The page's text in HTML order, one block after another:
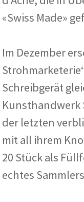
«Swiss Made»
Im Dezember
Schreibgerät
Kunsthandwerk
der letzten
mit all ihrem
20 Stück als
echtes